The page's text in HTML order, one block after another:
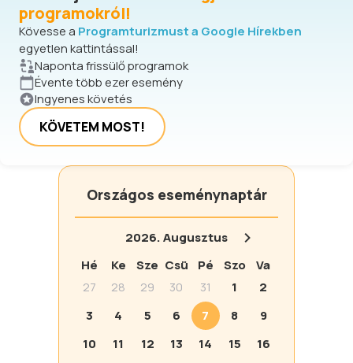
programokról!
Kövesse a Programturizmust a Google Hírekben
egyetlen kattintással!
Naponta frissülő programok
Évente több ezer esemény
Ingyenes követés
KÖVETEM MOST!
Országos eseménynaptár
2026.Augusztus
Hé
Ke Sze Csü Pé Szo
Va
27
28 29 30 31 1
2
3
4 5 6 7 8
9
10
11 12 13 14 15
16